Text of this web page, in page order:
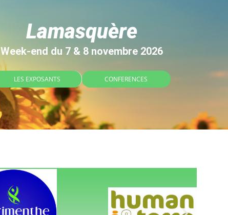
Lamasquère
Week-end du 7 & 8 novembre 2026
LES EXPOSANTS CONFERENCES